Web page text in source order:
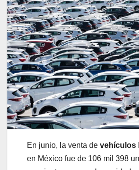
En junio, la venta de vehículos
en México fue de 106 mil 398